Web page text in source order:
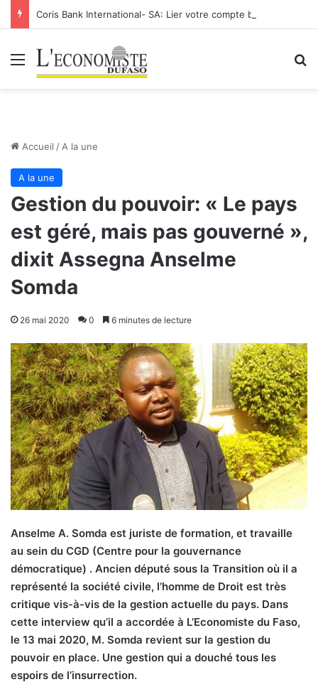
Menu
Accueil / A la une
A la une
Gestion du pouvoir: « Le pays
est géré, mais pas gouverné »,
dixit Assegna Anselme
Somda
26 mai 2020 0 6 minutes de lecture
Anselme A. Somda est juriste de formation, et travaille
au sein du CGD (Centre pour la gouvernance
démocratique) . Ancien député sous la Transition où il a
représenté la société civile, l’homme de Droit est très
critique vis-à-vis de la gestion actuelle du pays. Dans
cette interview qu’il a accordée à L’Economiste du Faso,
le 13 mai 2020, M. Somda revient sur la gestion du
pouvoir en place. Une gestion qui a douché tous les
espoirs de l’insurrection.